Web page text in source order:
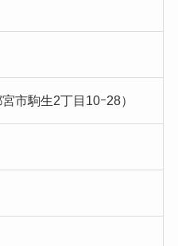
市駒生2丁目10ｰ28）